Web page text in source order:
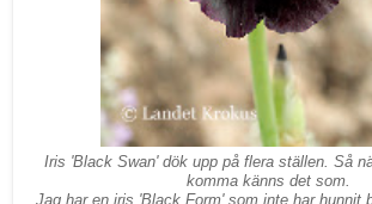
Iris 'Black Swan' dök upp på flera ställen. Så
komma känns det som.
Jag har en iris 'Black Form' som inte har hunnit